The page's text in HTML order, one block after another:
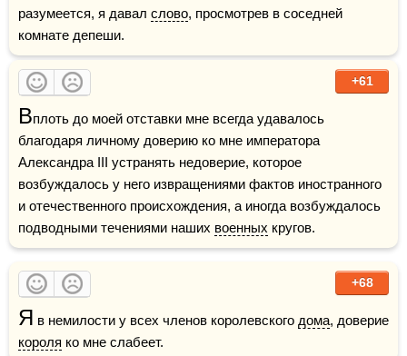
разумеется, я давал слово, просмотрев в соседней
комнате депеши.
+61
Вплоть до моей отставки мне всегда удавалось
благодаря личному доверию ко мне императора
Александра III устранять недоверие, которое
возбуждалось у него извращениями фактов иностранного
и отечественного происхождения, а иногда возбуждалось
подводными течениями наших военных кругов.
+68
Я в немилости у всех членов королевского дома
короля ко мне слабеет.